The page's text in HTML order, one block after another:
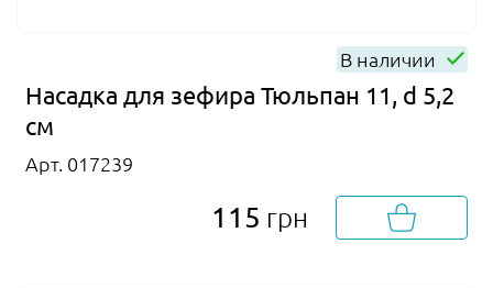
В наличии
Насадка для зефира Тюльпан 11, d 5,2
см
Арт. 017239
115 грн